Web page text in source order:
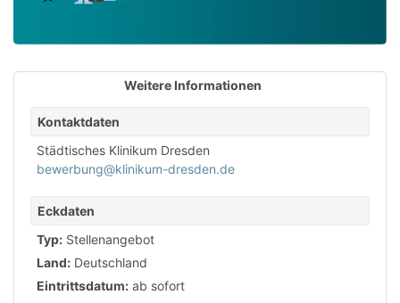
Weitere Informationen
Kontaktdaten
Städtisches Klinikum Dresden
bewerbung@klinikum-dresden.de
Eckdaten
Typ: Stellenangebot
Land: Deutschland
Eintrittsdatum: ab sofort